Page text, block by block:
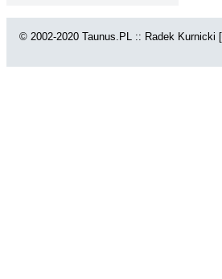
© 2002-2020 Taunus.PL :: Radek Kurnicki